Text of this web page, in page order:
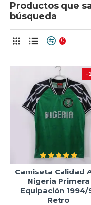
Productos que
búsqueda
0
-
Camiseta Calidad
Nigeria Primera
Equipación 1994/
Retro